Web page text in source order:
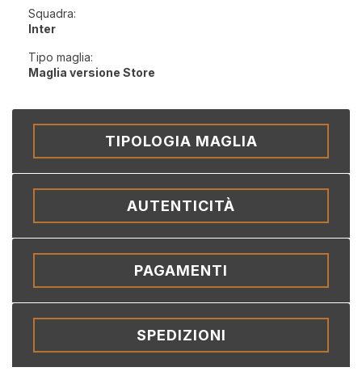
Squadra:
Inter
Tipo maglia:
Maglia versione Store
TIPOLOGIA MAGLIA
AUTENTICITÀ
PAGAMENTI
SPEDIZIONI